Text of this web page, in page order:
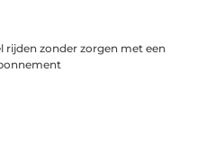
rijden zonder zorgen met een